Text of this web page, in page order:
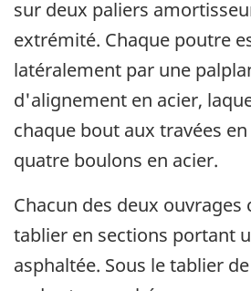
sur deux paliers
extrémité. Chaque poutre
latéralement par une
d'alignement en acier,
chaque bout aux travées
quatre boulons en acier.
Chacun des deux
tablier en sections portant
asphaltée. Sous le tablier